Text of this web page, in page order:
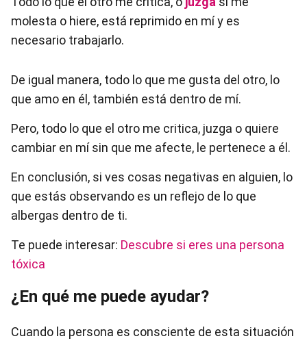
molesta o hiere, está reprimido en mí y es
necesario trabajarlo.
De igual manera, todo lo que me gusta del otro, lo
que amo en él, también está dentro de mí.
Pero, todo lo que el otro me critica, juzga o quiere
cambiar en mí sin que me afecte, le pertenece a él.
En conclusión, si ves cosas negativas en alguien, lo
que estás observando es un reflejo de lo que
albergas dentro de ti.
Te puede interesar: Descubre si eres una persona
tóxica
¿En qué me puede ayudar?
Cuando la persona es consciente de esta situación